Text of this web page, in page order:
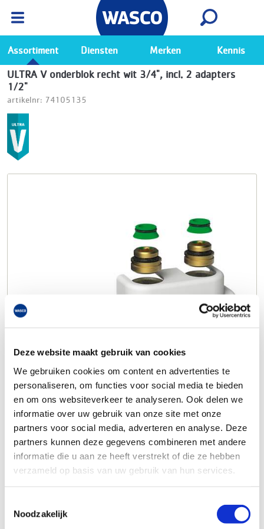
Deze website maakt gebruik van cookies
We gebruiken cookies om content en advertenties te
personaliseren, om functies voor social media te bieden
en om ons websiteverkeer te analyseren. Ook delen we
informatie over uw gebruik van onze site met onze
partners voor social media, adverteren en analyse. Deze
partners kunnen deze gegevens combineren met andere
informatie die u aan ze heeft verstrekt of die ze hebben
verzameld op basis van uw gebruik van hun services.
Noodzakelijk
Ga naar de Wasco app
Bekijk
Assortiment Diensten Merken Kennis
ULTRA V onderblok recht wit 3/4", incl. 2 adapters
1/2"
artikelnr: 74105135